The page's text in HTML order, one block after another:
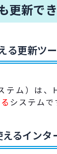
更新で
る更新ツ
ム）は、
システム
るインタ